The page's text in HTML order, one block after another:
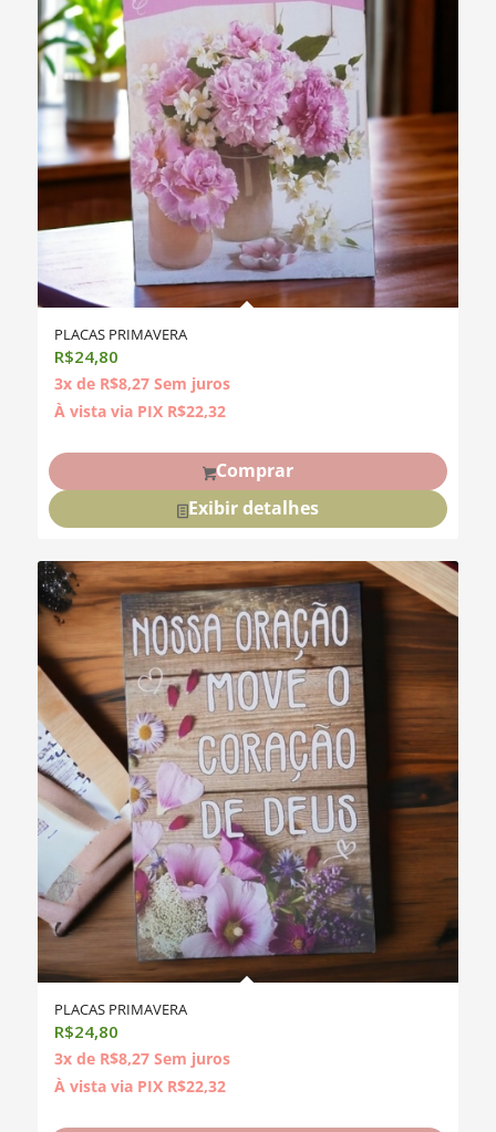
PLACAS PRIMAVERA
R$24,80
3x de R$8,27 Sem juros
À vista via PIX R$22,32
Comprar
Exibir detalhes
PLACAS PRIMAVERA
R$24,80
3x de R$8,27 Sem juros
À vista via PIX R$22,32